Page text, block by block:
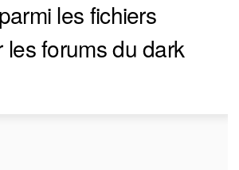
les fichiers
les forums du dark